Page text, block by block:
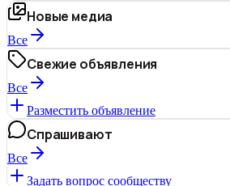
Новые медиа
Все
Свежие объявления
Все
Разместить объявление
Спрашивают
Все
Задать вопрос сообществу